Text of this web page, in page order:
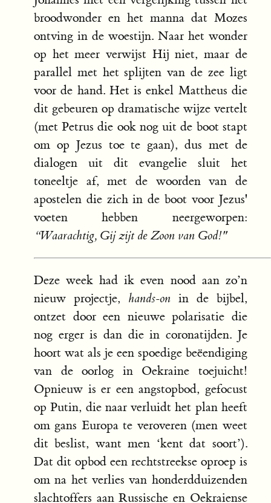
broodwonder en het manna dat Mozes
ontving in de woestijn. Naar het wonder
op het meer verwijst Hij niet, maar de
parallel met het splijten van de zee ligt
voor de hand. Het is enkel Mattheus die
dit gebeuren op dramatische wijze vertelt
(met Petrus die ook nog uit de boot stapt
om op Jezus toe te gaan), dus met de
dialogen uit dit evangelie sluit het
toneeltje af, met de woorden van de
apostelen die zich in de boot voor Jezus'
voeten hebben neergeworpen:
“Waarachtig, Gij zijt de Zoon van God!"
Deze week had ik even nood aan zo’n
nieuw projectje, hands-onin de bijbel,
ontzet door een nieuwe polarisatie die
nog erger is dan die in coronatijden. Je
hoort wat als je een spoedige beëendiging
van de oorlog in Oekraine toejuicht!
Opnieuw is er een angstopbod, gefocust
op Putin, die naar verluidt het plan heeft
om gans Europa te veroveren (men weet
dit beslist, want men ‘kent dat soort’).
Dat dit opbod een rechtstreekse oproep is
om na het verlies van honderdduizenden
slachtoffers aan Russische en Oekraiense